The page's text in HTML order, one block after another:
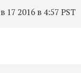
2016 в 4:57 PST